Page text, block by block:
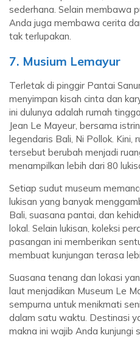
sederhana. Selain membawa
Anda juga membawa cerita
tak terlupakan.
7. Musium Lemayur
Terletak di pinggir Pantai
menyimpan kisah cinta dan
ini dulunya adalah rumah
Jean Le Mayeur, bersama
legendaris Bali, Ni Pollok.
tersebut berubah menjadi
menampilkan lebih dari 80
Setiap sudut museum
lukisan yang banyak
Bali, suasana pantai, dan
lokal. Selain lukisan, koleksi
pasangan ini memberikan
membuat kunjungan terasa
Suasana tenang dan lokasi
laut menjadikan Museum Le
sempurna untuk menikmati
dalam satu waktu. Destinasi
makna ini wajib Anda kunjungi